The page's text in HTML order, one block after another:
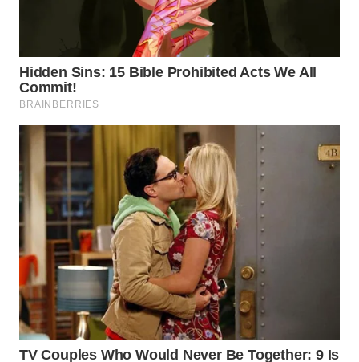
WN
MAJALENGKA
SUBANG
WN
SUKABUMI
WN
PURWAKARTA
WN
PRIANGAN
TIMUR